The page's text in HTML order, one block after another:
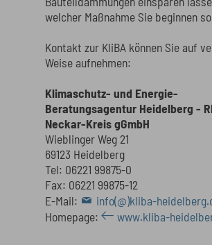
welcher Maßnahme Sie beginnen
Kontakt zur KliBA können Sie auf
Weise aufnehmen:
Klimaschutz- und Energie-
Beratungsagentur Heidelberg -
Neckar-Kreis gGmbH
Wieblinger Weg 21
69123 Heidelberg
Tel: 06221 99875-0
Fax: 06221 99875-12
E-Mail:
info(@)kliba-
Homepage:
www.kliba-